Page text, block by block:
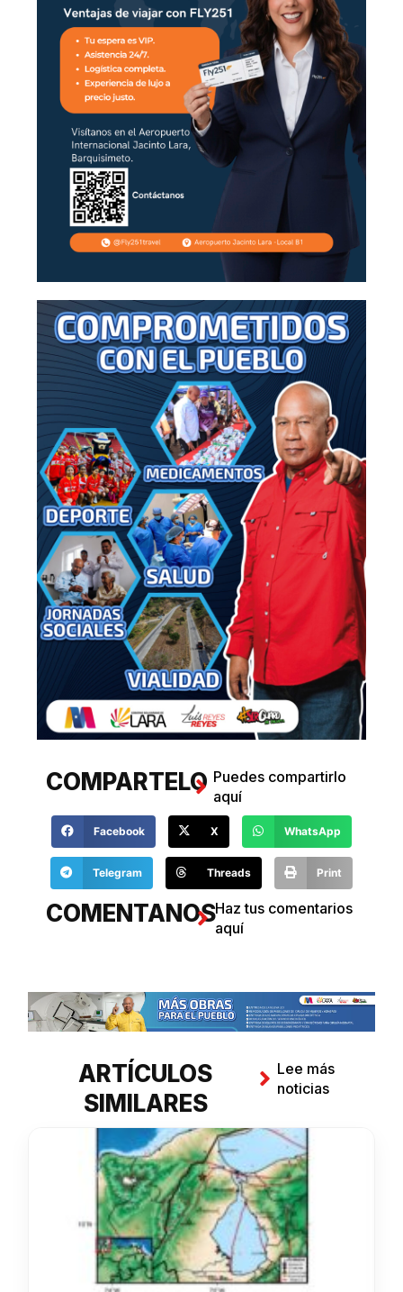
COMPARTELO Puedes compartirlo
aquí
Facebook X WhatsApp
Telegram Threads Print
COMENTANOSHaz tus comentarios
aquí
ARTÍCULOS
SIMILARES
Lee más
noticias